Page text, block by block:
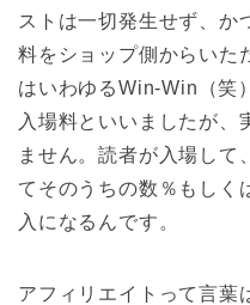
ストは一切発生せず、か
料をショップ側からいた
はいわゆるWin-Win（笑
入場料といいましたが、
ません。読者が入場して
てそのうちの数％もしく
入になるんです。
アフィリエイトって言葉